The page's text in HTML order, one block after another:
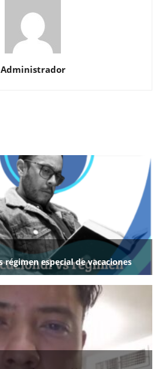
Administrador